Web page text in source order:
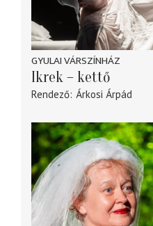
GYULAI VÁRSZÍNHÁZ
Ikrek – kettő
Rendező Árkosi Árpád